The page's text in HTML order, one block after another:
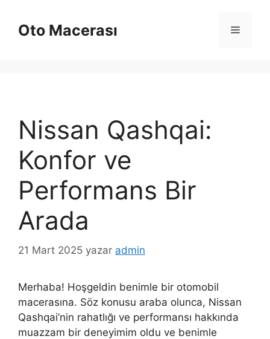
Oto Macerası Menü
Nissan Qashqai:
Konfor ve
Performans Bir
Arada
21 Mart 2025 yazar admin
Merhaba! Hoşgeldin benimle bir otomobil
macerasına. Söz konusu araba olunca, Nissan
Qashqai’nin rahatlığı ve performansı hakkında
muazzam bir deneyimim oldu ve benimle